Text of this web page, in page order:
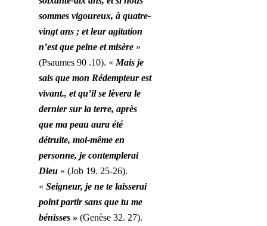
sommes vigoureux, à quatre-
vingt ans ; et leur agitation
n’est que peine et misère »
(Psaumes 90 .10). « Mais je
sais que mon Rédempteur est
vivant., et qu’il se lèvera le
dernier sur la terre, après
que ma peau aura été
détruite, moi-même en
personne, je contemplerai
Dieu » (Job 19. 25-26).
« Seigneur, je ne te laisserai
pointpartir sans que tu me
bénisses » (Genèse 32. 27).